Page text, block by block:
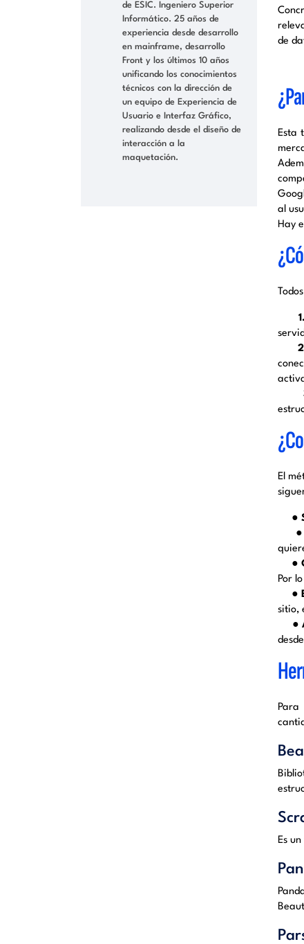
de ESIC. Ingeniero Superior
Informático. 25 años de
experiencia desde desarrollo
en mainframe, desarrollo
Front y los últimos 10 años
unificando los conocimientos
técnicos con la dirección de
un equipo de Experiencia de
Usuario e Interfaz Gráfico,
realizando desde el diseño de
interacción a la
maquetación.
de
Esta
al
Hay
El
●
●
Por
●
sitio,
●
Es